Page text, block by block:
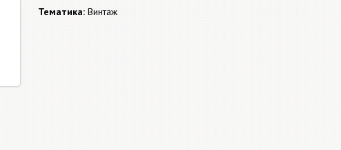
Тематика: Винтаж